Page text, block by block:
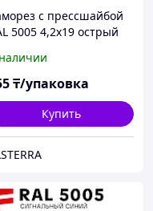
с прессшайбой
5005 4,2х19 острый
₸/упаковка
Купить